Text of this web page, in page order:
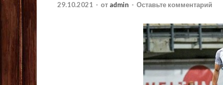
29.10.2021 - от admin - Оставьте комментарий